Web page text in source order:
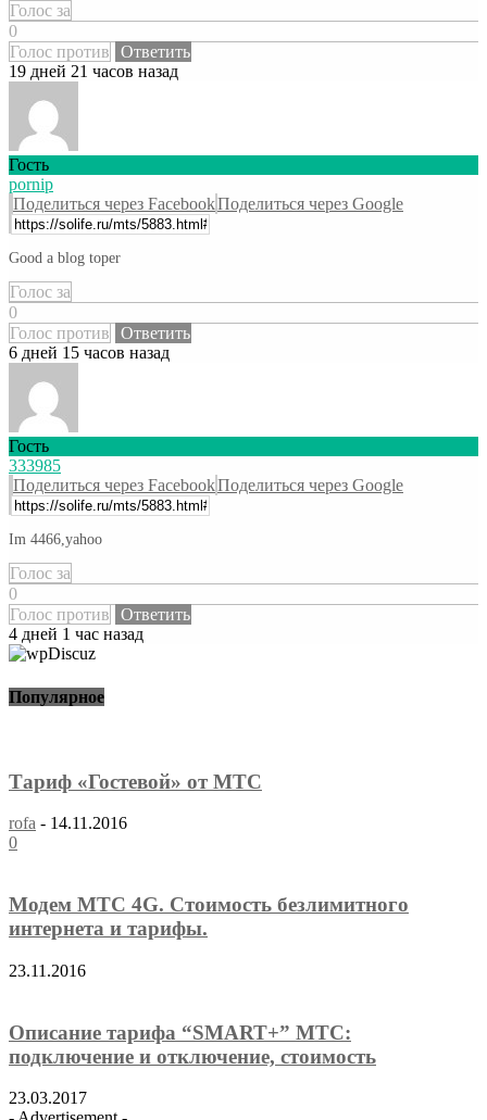
Голос за
0
Голос против
Ответить
19 дней 21 часов назад
Гость
pornip
Поделиться через FacebookПоделиться через Google
Good a blog toper
Голос за
0
Голос против
Ответить
6 дней 15 часов назад
Гость
333985
Поделиться через FacebookПоделиться через Google
Im 4466,yahoo
Голос за
0
Голос против
Ответить
4 дней 1 час назад
Популярное
Тариф «Гостевой» от МТС
rofa - 14.11.2016
0
Модем МТС 4G. Стоимость безлимитного
интернета и тарифы.
23.11.2016
Описание тарифа “SMART+” МТС:
подключение и отключение, стоимость
23.03.2017